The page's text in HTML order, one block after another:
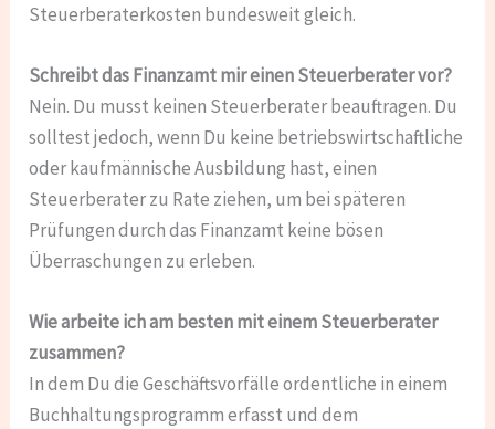
Steuerberaterkosten bundesweit gleich.
Schreibt das Finanzamt mir einen Steuerberater vor?
Nein. Du musst keinen Steuerberater beauftragen. Du
solltest jedoch, wenn Du keine betriebswirtschaftliche
oder kaufmännische Ausbildung hast, einen
Steuerberater zu Rate ziehen, um bei späteren
Prüfungen durch das Finanzamt keine bösen
Überraschungen zu erleben.
Wie arbeite ich am besten mit einem Steuerberater
zusammen?
In dem Du die Geschäftsvorfälle ordentliche in einem
Buchhaltungsprogramm erfasst und dem